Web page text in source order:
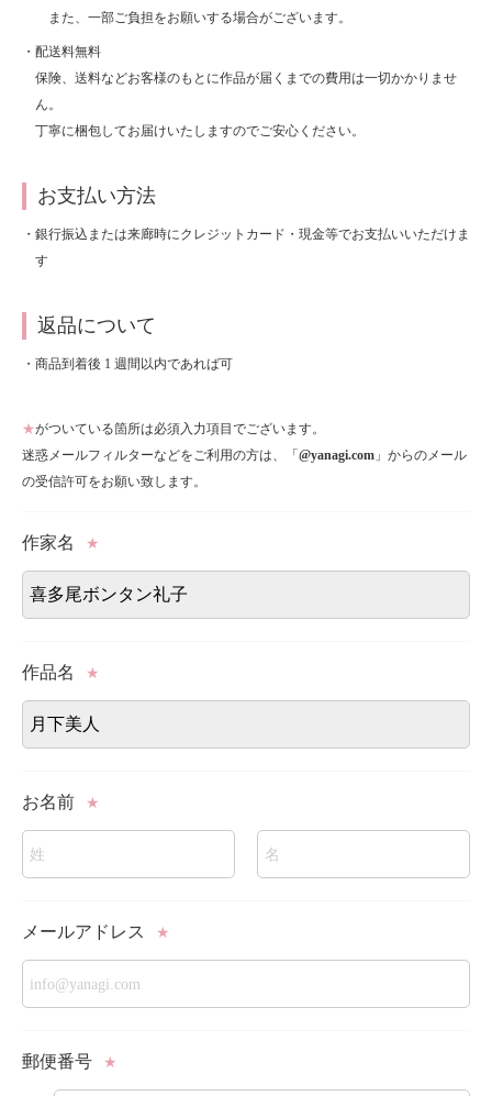
Contact
Purchase assessment
また、一部ご負担をお願いする場合がございます。
・配送料無料
保険、送料などお客様のもとに作品が届くまでの費用は一切かかりませ
ん。
丁寧に梱包してお届けいたしますのでご安心ください。
お支払い方法
・銀行振込または来廊時にクレジットカード・現金等でお支払いいただけま
す
返品について
・商品到着後 1 週間以内であれば可
★がついている箇所は必須入力項目でございます。
迷惑メールフィルターなどをご利用の方は、「 @yanagi.com 」からのメール
の受信許可をお願い致します。
作家名 ★
作品名 ★
お名前 ★
メールアドレス ★
郵便番号 ★